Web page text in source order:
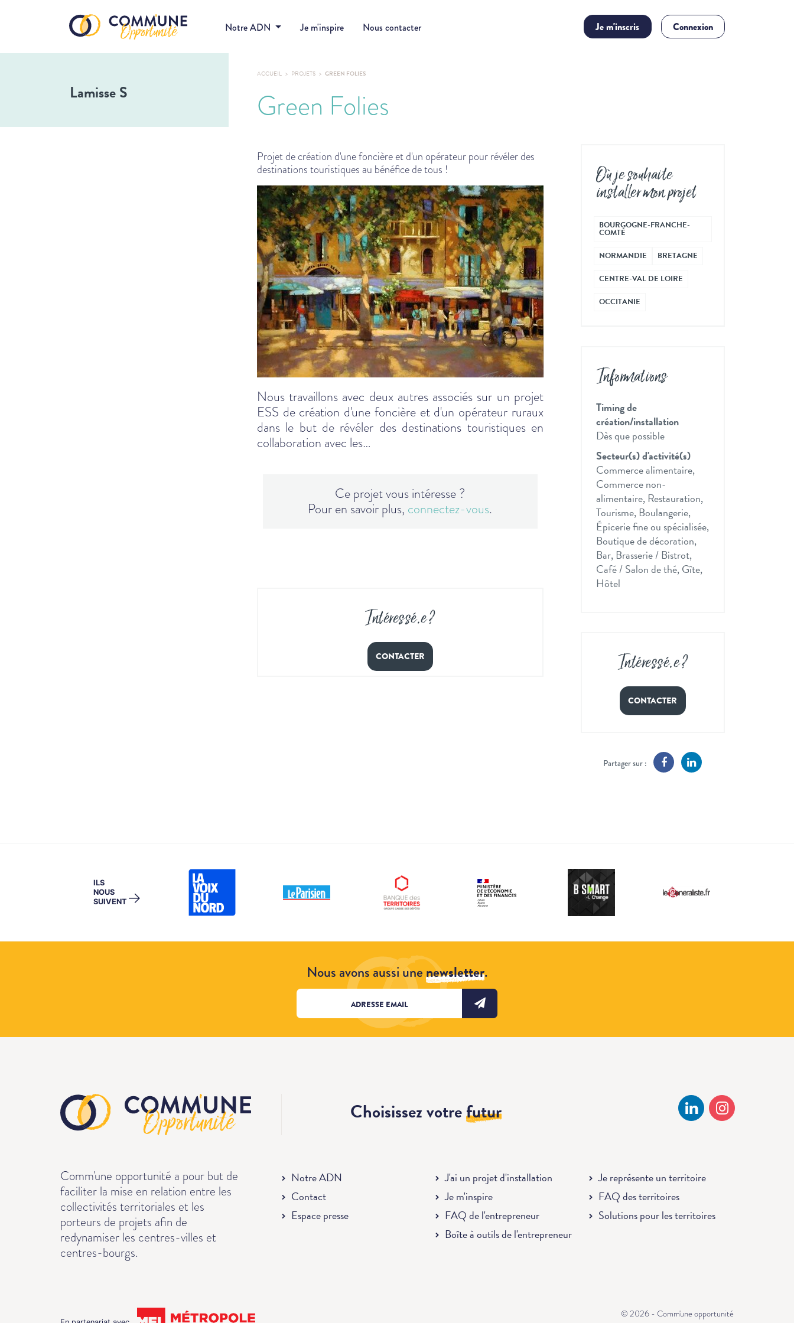
Notre ADN Je m'inspire Nous contacter Je m'inscris Connexion
Lamisse S
ACCUEIL PROJETS GREEN FOLIES
Green Folies
Projet de création d'une foncière et d'un opérateur pour révéler des
destinations touristiques au bénéfice de tous !
Nous travaillons avec deux autres associés sur un projet
ESS de création d'une foncière et d'un opérateur ruraux
dans le but de révéler des destinations touristiques en
collaboration avec les…
Ce projet vous intéresse ?
Pour en savoir plus, connectez-vous.
Intéressé.e ?
CONTACTER
Où je souhaite
installer mon projet
BOURGOGNE-FRANCHE-
COMTÉ
NORMANDIE
BRETAGNE
CENTRE-VAL DE LOIRE
OCCITANIE
Informations
Timing de
création/installation
Dès que possible
Secteur(s) d'activité(s)
Commerce alimentaire,
Commerce non-
alimentaire, Restauration,
Tourisme, Boulangerie,
Épicerie fine ou spécialisée,
Boutique de décoration,
Bar, Brasserie / Bistrot,
Café / Salon de thé, Gîte,
Hôtel
Intéressé.e ?
CONTACTER
Partager sur :
ILS
NOUS
SUIVENT →
Nous avons aussi unenewsletter.
Choisissez votrefutur
Comm'une opportunité a pour but de
faciliter la mise en relation entre les
collectivités territoriales et les
porteurs de projets afin de
redynamiser les centres-villes et
centres-bourgs.
Notre ADN
Contact
Espace presse
J'ai un projet d'installation
Je m'inspire
FAQ de l'entrepreneur
Boîte à outils de l'entrepreneur
Je représente un territoire
FAQ des territoires
Solutions pour les territoires
© 2026 - Comm'une opportunité